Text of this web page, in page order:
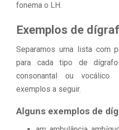
fonema o LH.
Exemplos de
Separamos uma lista com
para cada tipo de
consonantal ou
exemplos a seguir.
Alguns exemplos de